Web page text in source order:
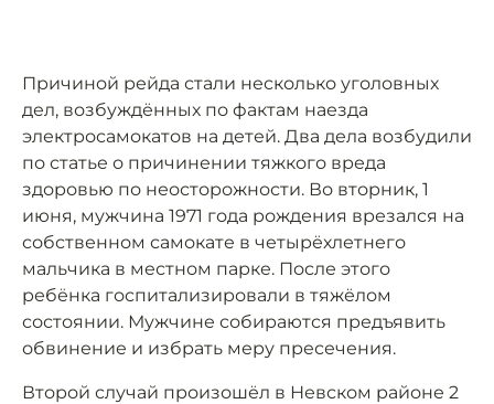
Причиной рейда стали несколько уголовных
дел, возбуждённых по фактам наезда
электросамокатов на детей. Два дела возбудили
по статье о причинении тяжкого вреда
здоровью по неосторожности. Во вторник, 1
июня, мужчина 1971 года рождения врезался на
собственном самокате в четырёхлетнего
мальчика в местном парке. После этого
ребёнка госпитализировали в тяжёлом
состоянии. Мужчине собираются предъявить
обвинение и избрать меру пресечения.
Второй случай произошёл в Невском районе 2